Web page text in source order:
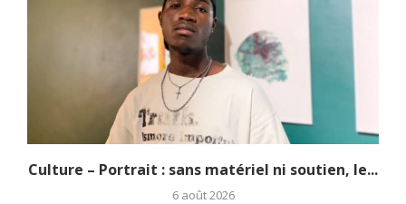
Culture – Portrait : sans matériel ni soutien, le...
6 août 2026